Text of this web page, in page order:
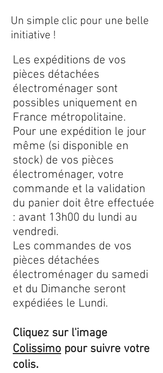
Les expéditions de vos
pièces détachées
électroménager sont
possibles uniquement en
France métropolitaine.
Pour une expédition le jour
même (si disponible en
stock) de vos pièces
électroménager, votre
commande et la validation
du panier doit être effectuée
: avant 13h00 du lundi au
vendredi.
Les commandes de vos
pièces détachées
électroménager du samedi
et du Dimanche seront
expédiées le Lundi.
Cliquez sur l'image
Colissimo pour suivre votre
colis.
Un simple clic pour une belle
initiative !